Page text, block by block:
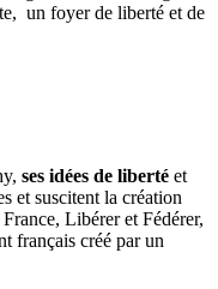
un foyer de liberté et de
ses idées de liberté et
et suscitent la création
Libérer et Fédérer,
français créé par un